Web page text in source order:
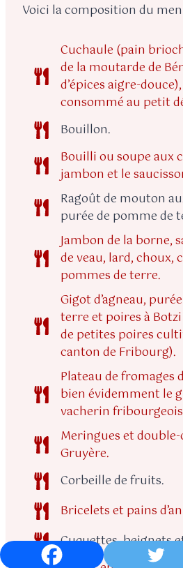
Voici la composition du
Cuchaule (pain
de la moutarde de
d’épices aigre-
consommé au petit
Bouillon.
Bouilli ou soupe aux
jambon et le
Ragoût de mouton
purée de pomme de
Jambon de la borne,
de veau, lard, choux,
pommes de terre.
Gigot d’agneau,
terre et poires à
de petites poires
canton de Fribourg).
Plateau de fromages
bien évidemment le
vacherin
Meringues et
Gruyère.
Corbeille de fruits.
Bricelets et pains
Cuquettes, beignets